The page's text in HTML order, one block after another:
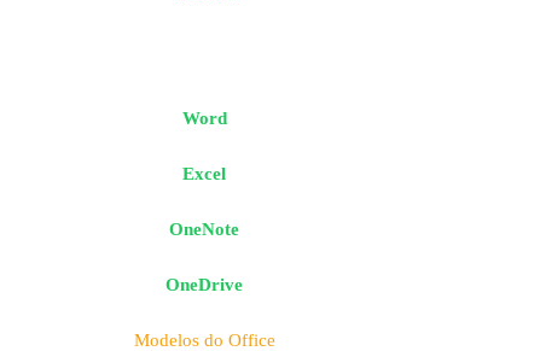
Word
Excel
OneNote
OneDrive
Modelos do Office